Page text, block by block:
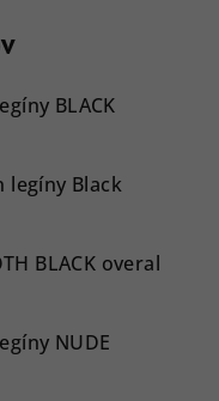
BLACK
legíny Black
BLACK overal
NUDE